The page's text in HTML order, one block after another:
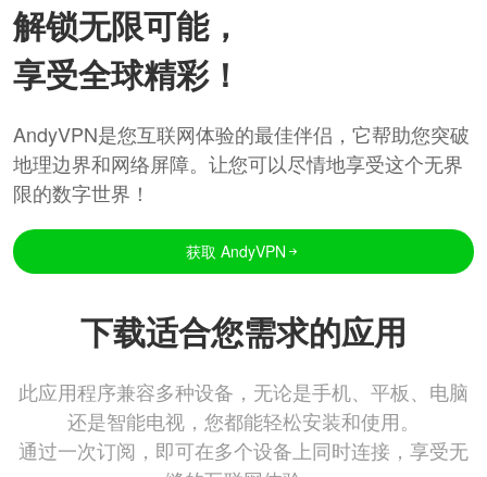
解锁无限可能，
享受全球精彩！
AndyVPN是您互联网体验的最佳伴侣，它帮助您突破
地理边界和网络屏障。让您可以尽情地享受这个无界
限的数字世界！
获取 AndyVPN
下载适合您需求的应用
此应用程序兼容多种设备，无论是手机、平板、电脑
还是智能电视，您都能轻松安装和使用。
通过一次订阅，即可在多个设备上同时连接，享受无